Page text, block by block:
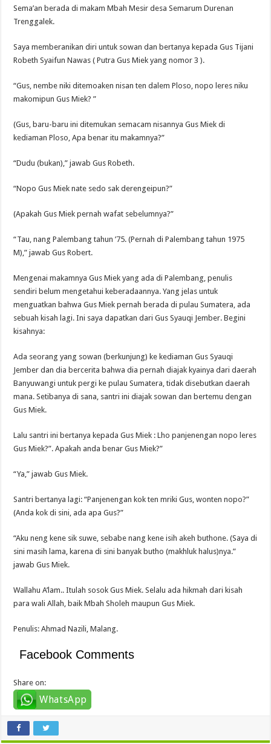
Sema’an berada di makam Mbah Mesir desa Semarum Durenan
Trenggalek.
Saya memberanikan diri untuk sowan dan bertanya kepada Gus Tijani
Robeth Syaifun Nawas ( Putra Gus Miek yang nomor 3 ).
“Gus, nembe niki ditemoaken nisan ten dalem Ploso, nopo leres niku
makomipun Gus Miek? ”
(Gus, baru-baru ini ditemukan semacam nisannya Gus Miek di
kediaman Ploso, Apa benar itu makamnya?”
“Dudu (bukan),” jawab Gus Robeth.
“Nopo Gus Miek nate sedo sak derengeipun?”
(Apakah Gus Miek pernah wafat sebelumnya?”
“Tau, nang Palembang tahun ’75. (Pernah di Palembang tahun 1975
M),” jawab Gus Robert.
Mengenai makamnya Gus Miek yang ada di Palembang, penulis
sendiri belum mengetahui keberadaannya. Yang jelas untuk
menguatkan bahwa Gus Miek pernah berada di pulau Sumatera, ada
sebuah kisah lagi. Ini saya dapatkan dari Gus Syauqi Jember. Begini
kisahnya:
Ada seorang yang sowan (berkunjung) ke kediaman Gus Syauqi
Jember dan dia bercerita bahwa dia pernah diajak kyainya dari daerah
Banyuwangi untuk pergi ke pulau Sumatera, tidak disebutkan daerah
mana. Setibanya di sana, santri ini diajak sowan dan bertemu dengan
Gus Miek.
Lalu santri ini bertanya kepada Gus Miek : Lho panjenengan nopo leres
Gus Miek?”. Apakah anda benar Gus Miek?”
“Ya,” jawab Gus Miek.
Santri bertanya lagi: “Panjenengan kok ten mriki Gus, wonten nopo?”
(Anda kok di sini, ada apa Gus?”
“Aku neng kene sik suwe, sebabe nang kene isih akeh buthone. (Saya di
sini masih lama, karena di sini banyak butho (makhluk halus)nya.”
jawab Gus Miek.
Wallahu A’lam.. Itulah sosok Gus Miek. Selalu ada hikmah dari kisah
para wali Allah, baik Mbah Sholeh maupun Gus Miek.
Penulis: Ahmad Nazili, Malang.
Facebook Comments
Share on:
WhatsApp